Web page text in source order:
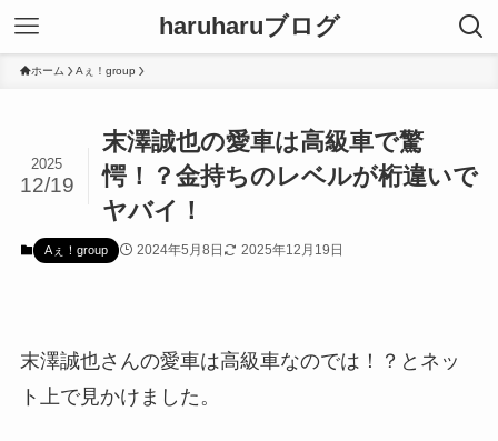
haruharuブログ
ホーム Aぇ！group
末澤誠也の愛車は高級車で驚
愕！？金持ちのレベルが桁違いで
ヤバイ！
2025
12/19
Aぇ！group 2024年5月8日 2025年12月19日
末澤誠也さんの愛車は高級車なのでは！？とネッ
ト上で見かけました。